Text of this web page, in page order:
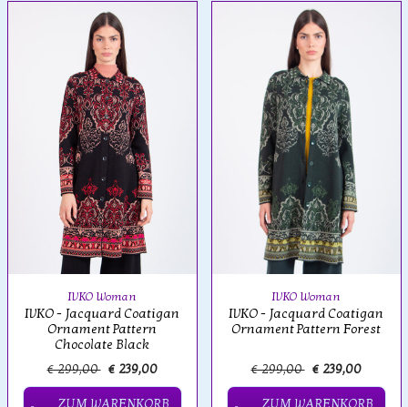
IVKO Woman
IVKO - Jacquard Coatigan
Ornament Pattern
Chocolate Black
€ 299,00 € 239,00
IVKO Woman
IVKO - Jacquard Coatigan
Ornament Pattern Forest
€ 299,00 € 239,00